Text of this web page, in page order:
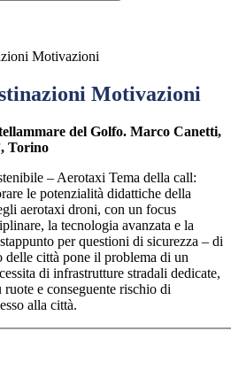
Motivazioni
Motivazioni
del Golfo. Marco Canetti,
Torino
– Aerotaxi Tema della call:
le potenzialità didattiche della
aerotaxi droni, con un focus
la tecnologia avanzata e la
per questioni di sicurezza – di
delle città pone il problema di un
di infrastrutture stradali dedicate,
e conseguente rischio di
alla città.